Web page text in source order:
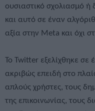
ουσιαστικό σχολιασμό ή
και αυτό σε έναν
αξία στην Meta και όχι
To Twitter εξελίχθηκε σε
ακριβώς επειδή στο
απλούς χρήστες, τους
της επικοινωνίας, τους